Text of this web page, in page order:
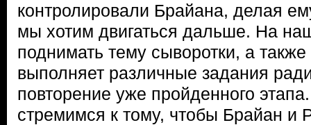
контролировали Брайана, делая
мы хотим двигаться дальше. На
поднимать тему сыворотки, а также
выполняет различные задания
повторение уже пройденного
стремимся к тому, чтобы Брайан и